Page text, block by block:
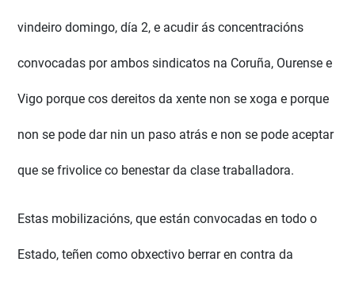
vindeiro domingo, día 2, e acudir ás concentracións
convocadas por ambos sindicatos na Coruña, Ourense e
Vigo porque cos dereitos da xente non se xoga e porque
non se pode dar nin un paso atrás e non se pode aceptar
que se frivolice co benestar da clase traballadora.
Estas mobilizacións, que están convocadas en todo o
Estado, teñen como obxectivo berrar en contra da